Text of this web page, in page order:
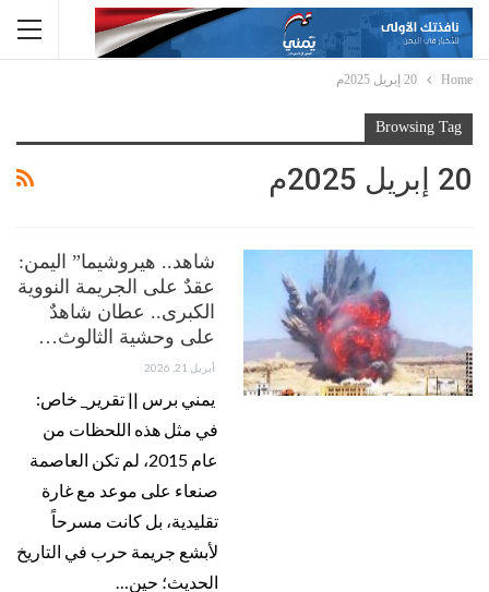
Home 20 إبريل 2025م
Browsing Tag
20 إبريل 2025م
شاهد.. هيروشيما” اليمن:
عقدٌ على الجريمة النووية
الكبرى.. عطان شاهدٌ
على وحشية الثالوث…
أبريل 21, 2026
يمني برس || تقرير_ خاص:
في مثل هذه اللحظات من
عام 2015، لم تكن العاصمة
صنعاء على موعد مع غارة
تقليدية، بل كانت مسرحاً
لأبشع جريمة حرب في التاريخ
الحديث؛ حين…